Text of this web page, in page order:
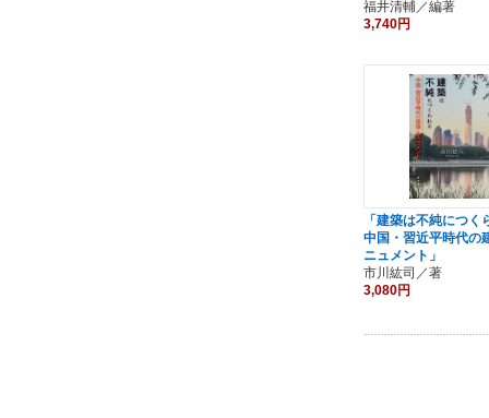
福井清輔／編著
3,740円
「建築は不純につ
中国・習近平時代の
ニュメント」
市川紘司／著
3,080円